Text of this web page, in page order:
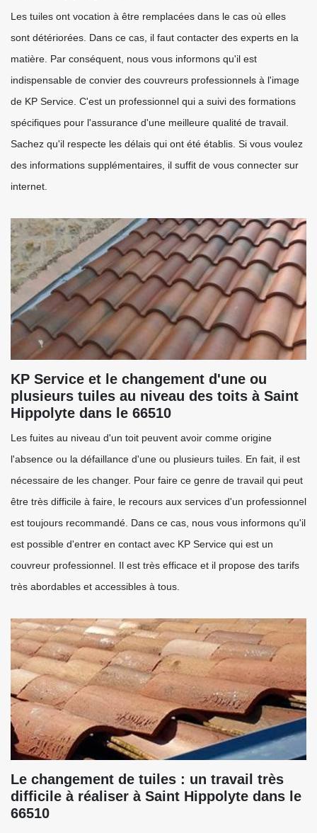
Les tuiles ont vocation à être remplacées dans le cas où elles
sont détériorées. Dans ce cas, il faut contacter des experts en la
matière. Par conséquent, nous vous informons qu'il est
indispensable de convier des couvreurs professionnels à l'image
de KP Service. C'est un professionnel qui a suivi des formations
spécifiques pour l'assurance d'une meilleure qualité de travail.
Sachez qu'il respecte les délais qui ont été établis. Si vous voulez
des informations supplémentaires, il suffit de vous connecter sur
internet.
KP Service et le changement d'une ou
plusieurs tuiles au niveau des toits à Saint
Hippolyte dans le 66510
Les fuites au niveau d'un toit peuvent avoir comme origine
l'absence ou la défaillance d'une ou plusieurs tuiles. En fait, il est
nécessaire de les changer. Pour faire ce genre de travail qui peut
être très difficile à faire, le recours aux services d'un professionnel
est toujours recommandé. Dans ce cas, nous vous informons qu'il
est possible d'entrer en contact avec KP Service qui est un
couvreur professionnel. Il est très efficace et il propose des tarifs
très abordables et accessibles à tous.
Le changement de tuiles : un travail très
difficile à réaliser à Saint Hippolyte dans le
66510